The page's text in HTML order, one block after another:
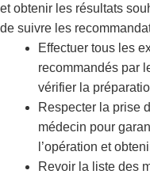
et obtenir les résultats
de suivre les
Effectuer tous les
recommandés par
vérifier la
Respecter la prise
médecin pour
l’opération et
Revoir la liste des